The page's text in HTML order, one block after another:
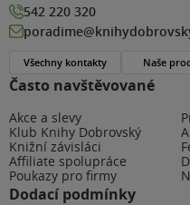
Často navštěvované
Akce a slevy
Klub Knihy Dobrovský
Knižní závisláci
Affiliate spolupráce
Poukazy pro firmy
Dodací podmínky
542 220 320
Všechny kontakty Naše